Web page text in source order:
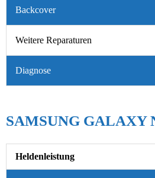
Backcover
Weitere Reparaturen
Diagnose
SAMSUNG GALAXY
Heldenleistung